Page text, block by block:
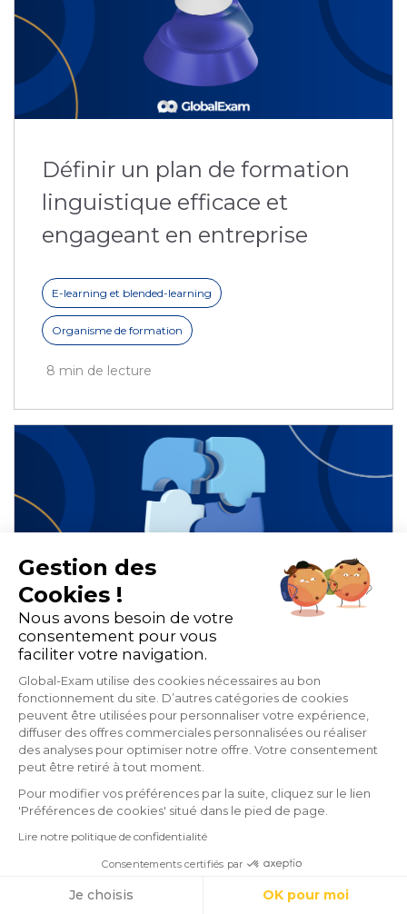
Définir un plan de formation
linguistique efficace et
engageant en entreprise
E-learning et blended-learning
Organisme de formation
8 min de lecture
Comparatif : microlearning,
mobile learning et adaptive
learning
E-learning et blended-learning
Organisme de formation
Gestion des
Cookies !
Nous avons besoin de votre
consentement pour vous
faciliter votre navigation.
Global-Exam utilise des cookies nécessaires au bon
fonctionnement du site. D’autres catégories de cookies
peuvent être utilisées pour personnaliser votre expérience,
diffuser des offres commerciales personnalisées ou réaliser
des analyses pour optimiser notre offre. Votre consentement
peut être retiré à tout moment.
Pour modifier vos préférences par la suite, cliquez sur le lien
'Préférences de cookies' situé dans le pied de page.
Lire notre politique de confidentialité
Consentements certifiés par
Je choisis OK pour moi
Cookies